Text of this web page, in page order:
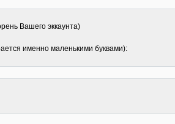
Вашего эккаунта)
именно маленькими буквами):